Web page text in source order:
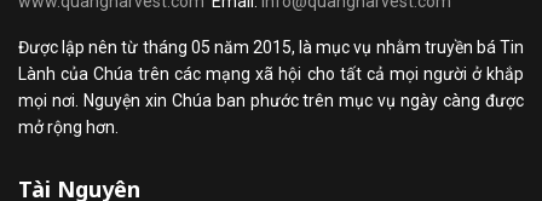
Được lập nên từ tháng 05 năm 2015, là mục vụ nhằm truyền bá Tin
Lành của Chúa trên các mạng xã hội cho tất cả mọi người ở khắp
mọi nơi. Nguyện xin Chúa ban phước trên mục vụ ngày càng được
mở rộng hơn.
Tài Nguyên